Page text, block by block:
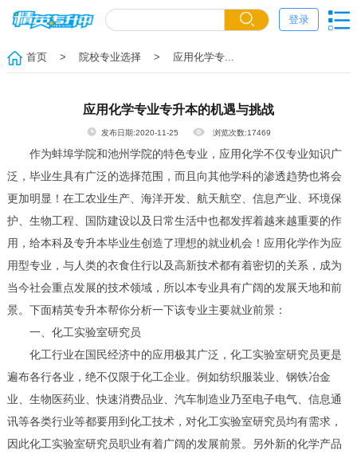
登录
首页 > 院校专业选择 > 应用化学专...
应用化学专业专升本的机遇与挑战
发布日期:2020-11-25 浏览次数:17469
作为蚌埠学院和池州学院的特色专业，应用化学不仅专业知识广
泛，毕业生具有广泛的选择范围，而且向其他学科的渗透趋势也将会
更加明显！在工农业生产、海洋开发、航天航空、信息产业、环境保
护、生物工程、国防建设以及日常生活中也都发挥着越来越重要的作
用，给本科及专升本毕业生创造了理想的就业机会！应用化学作为应
用型专业，与人类的衣食住行以及高新技术都有着密切的关系，成为
当今社会重点发展的技术领域，所以本专业具有广阔的发展天地和前
景。下面精英专升本帮你分析一下该专业主要就业前景：
一、化工实验室研究员
化工行业在国民经济中的应用极其广泛，化工实验室研究员更是
遍布各行各业，绝不仅限于化工企业。例如纺织服装业、钢铁冶金
业、生物医药业、快速消费品业、汽车制造业乃至电子电气、信息通
讯等各类行业等都要用到化工技术，对化工实验室研究员均有需求，
因此化工实验室研究员职业有着广阔的发展前景。另外新的化学产品